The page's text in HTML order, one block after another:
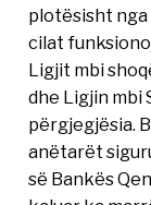
plotësisht nga
cilat
Ligjit mbi
dhe Ligjin mbi
përgjegjësia.
anëtarët
së Bankës